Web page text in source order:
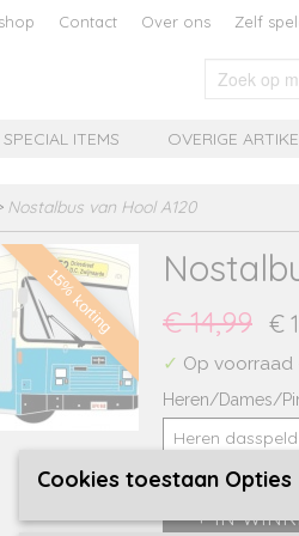
Contact Over ons Zelf
SPECIAL ITEMS OVERIGE
Nostalbus van Hool A120
15% korting € 14,99 €
✓ Op voorraad
Heren/Dames/
IN
Cookies toestaan Opties